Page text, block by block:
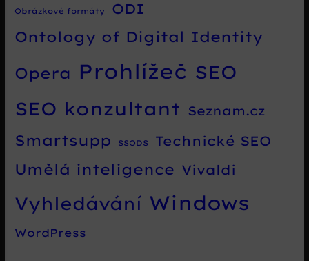
Obrázkové formáty ODI
Ontology of Digital Identity
Opera Prohlížeč SEO
SEO konzultant Seznam.cz
Smartsupp SSODS Technické SEO
Umělá inteligence Vivaldi
Vyhledávání Windows
WordPress